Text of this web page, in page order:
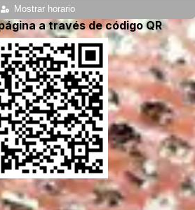
Mostrar horario
a través de código QR